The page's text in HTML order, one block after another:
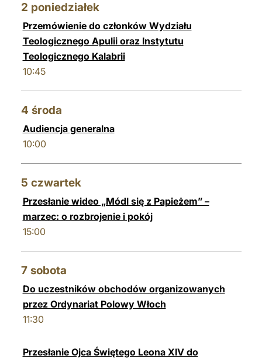
2 poniedziałek
Przemówienie do członków Wydziału
Teologicznego Apulii oraz Instytutu
Teologicznego Kalabrii
10:45
4 środa
Audiencja generalna
10:00
5 czwartek
Przesłanie wideo „Módl się z Papieżem” –
marzec: o rozbrojenie i pokój
15:00
7 sobota
Do uczestników obchodów organizowanych
przez Ordynariat Polowy Włoch
11:30
Przesłanie Ojca Świętego Leona XIV do